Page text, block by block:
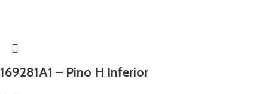
169281A1 – Pino H Inferior